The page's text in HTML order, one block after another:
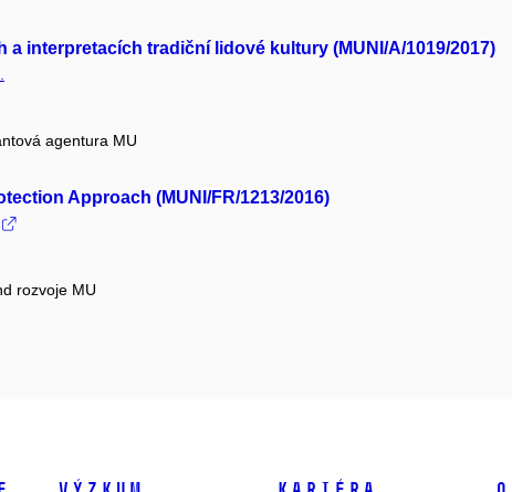
interpretacích tradiční lidové kultury (MUNI/A/1019/2017)
agentura MU
Approach (MUNI/FR/1213/2016)
rozvoje MU